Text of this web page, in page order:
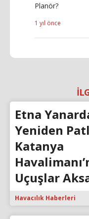
Planör?
1 yıl önce
Etna
Yeniden
Katanya
Uçuşlar
Havacılık Haberleri